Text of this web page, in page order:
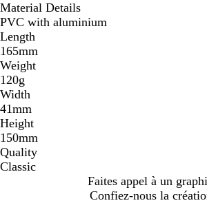
Material Details
PVC with aluminium
Length
165mm
Weight
120g
Width
41mm
Height
150mm
Quality
Classic
Faites appel à un
Confiez-nous la